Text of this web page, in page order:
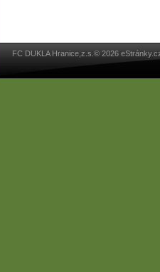
FC DUKLA Hranice,z.s.© 2026